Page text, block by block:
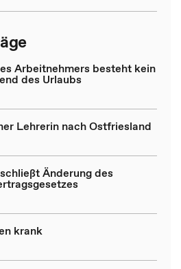
Arbeitnehmers besteht kein
des Urlaubs
Lehrerin nach Ostfriesland
Änderung des
krank